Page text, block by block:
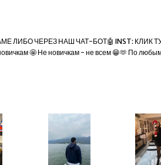
ЧЕРЕЗ НАШ ЧАТ-БОТ🤖 INST: КЛИК ТУТ
🤩 Не новичкам - не всем 😁🫶 По